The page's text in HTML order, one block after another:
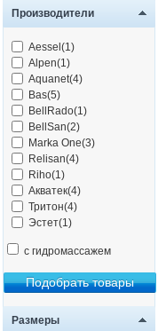
Производители
Aessel(1)
Alpen(1)
Aquanet(4)
Bas(5)
BellRado(1)
BellSan(2)
Marka One(3)
Relisan(4)
Riho(1)
Акватек(4)
Тритон(4)
Эстет(1)
с гидромассажем
Размеры